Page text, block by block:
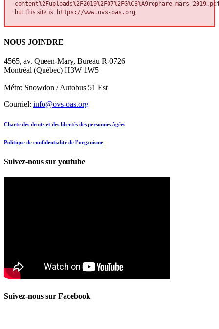
but this site is: https://www.ovs-oas.org
NOUS JOINDRE
4565, av. Queen-Mary, Bureau R-0726
Montréal (Québec) H3W 1W5
Métro Snowdon / Autobus 51 Est
Courriel: info@ovs-oas.org
Charte des droits et des libertés des personnes âgées
Politique de confidentialité de l’organisme
Suivez-nous sur youtube
Suivez-nous sur Facebook